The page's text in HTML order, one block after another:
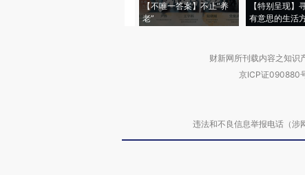
【不唯一答案】不止“养
老”
【特别呈现】
有意思的生活
财新网所刊载内容之知识
京ICP证090880
违法和不良信息举报电话（